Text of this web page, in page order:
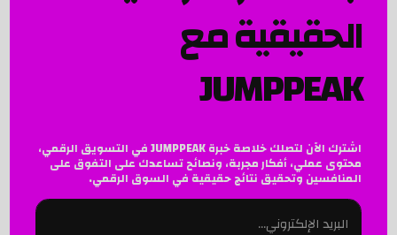
الحقيقية مع
JUMPPEAK
اشترك الآن لتصلك خلاصة خبرة JUMPPEAK في التسويق الرقمي،
محتوى عملي، أفكار مجربة، ونصائح تساعدك على التفوق على
المنافسين وتحقيق نتائج حقيقية في السوق الرقمي.